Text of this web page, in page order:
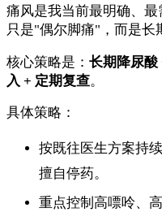
痛风是我当前最明确、
只是"偶尔脚痛"，而是长
核心策略是： 长期降尿酸
入 + 定期复查。
具体策略：
按既往医生方案持
擅自停药。
重点控制高嘌呤、